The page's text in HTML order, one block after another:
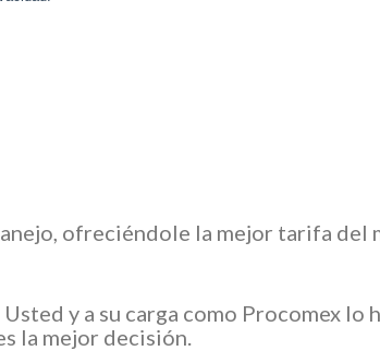
ofreciéndole la mejor tarifa del
y a su carga como Procomex lo
la mejor decisión.